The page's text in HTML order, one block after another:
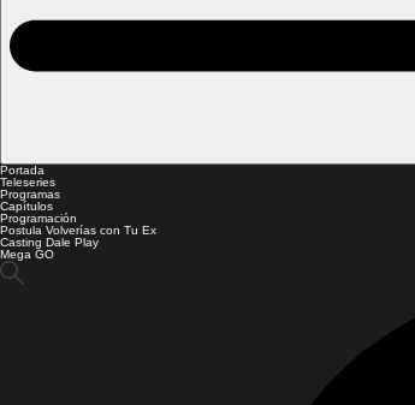
Portada
Teleseries
Programas
Capítulos
Programación
Postula Volverías con Tu Ex
Casting Dale Play
Mega GO